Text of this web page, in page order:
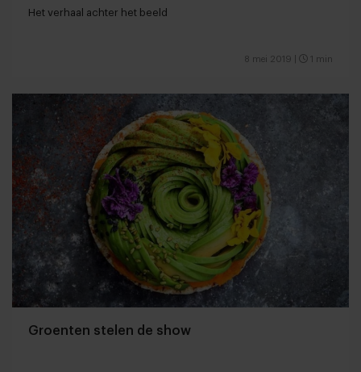
Het verhaal achter het beeld
8 mei 2019 1 min
Groenten stelen de show